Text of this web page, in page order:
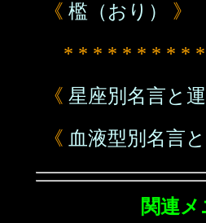
《 檻（おり）
》
* * * * * * * * * *
《 星座別名言と
《 血液型別名言
関連